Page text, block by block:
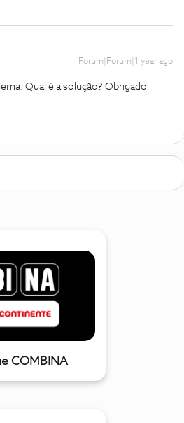
Forum|Forum|1 year ago
Qual é a solução? Obrigado
COMBINA